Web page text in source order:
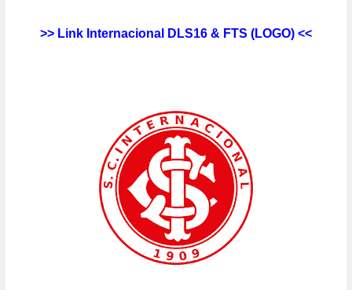
>> Link Internacional DLS16 & FTS (LOGO) <<